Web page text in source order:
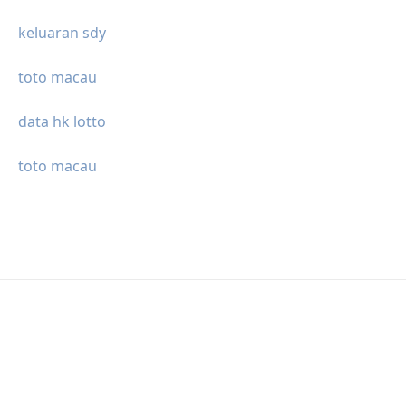
keluaran sdy
toto macau
data hk lotto
toto macau